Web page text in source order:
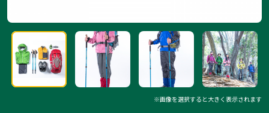
※画像を選択すると大きく表示されます